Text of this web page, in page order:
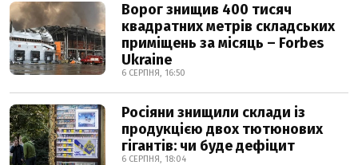
Ворог знищив 400 тисяч
квадратних метрів складських
приміщень за місяць – Forbes
Ukraine
6 СЕРПНЯ, 16:50
Росіяни знищили склади із
продукцією двох тютюнових
гігантів: чи буде дефіцит
6 СЕРПНЯ, 18:04